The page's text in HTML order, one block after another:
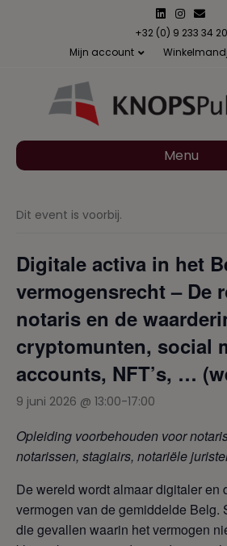
n
n
s
a
m
m
a
l
+32 (0) 9 233 34 20
Mijn account
Menu
Dit event is voorbij.
Digitale activa in het
vermogensrecht – De
notaris en de
cryptomunten, social
accounts, NFT’s, …
9 juni 2026 @ 13:00-17:00
Opleiding voorbehouden voor
notarissen, stagiairs, notariële
De wereld wordt almaar digitaler en
vermogen van de gemiddelde Belg.
die gevallen waarin het vermogen